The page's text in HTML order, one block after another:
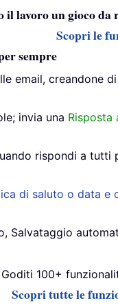
il lavoro un gioco da
Scopri le
sempre
email, creandone
invia una Risposta
rispondi a tutti
di saluto o data e
Salvataggio
100+
Scopri tutte le